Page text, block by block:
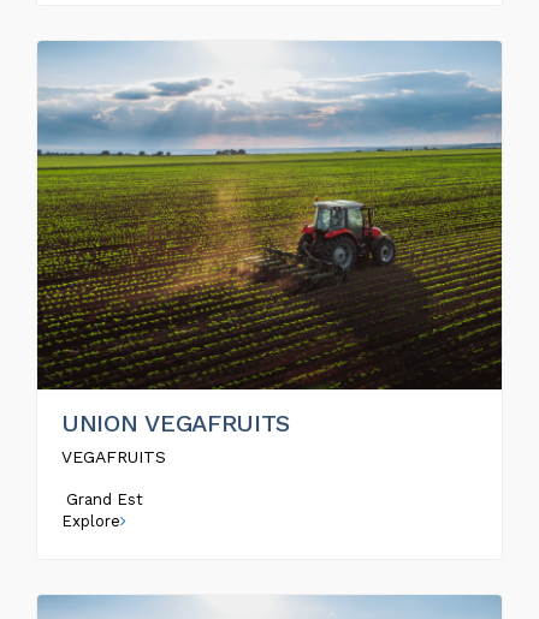
UNION VEGAFRUITS
VEGAFRUITS
Grand Est
Explore